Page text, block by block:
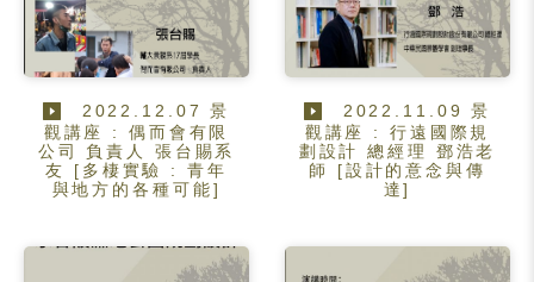
2022.12.07 景
觀講座 : 偶而會有限
公司 負責人 張台賜系
友 [多棲實驗 : 青年
與地方的各種可能]
2022.11.09 景
觀講座 : 行遠國際規
劃設計 總經理 鄧浩老
師 [設計的意念與傳
達]